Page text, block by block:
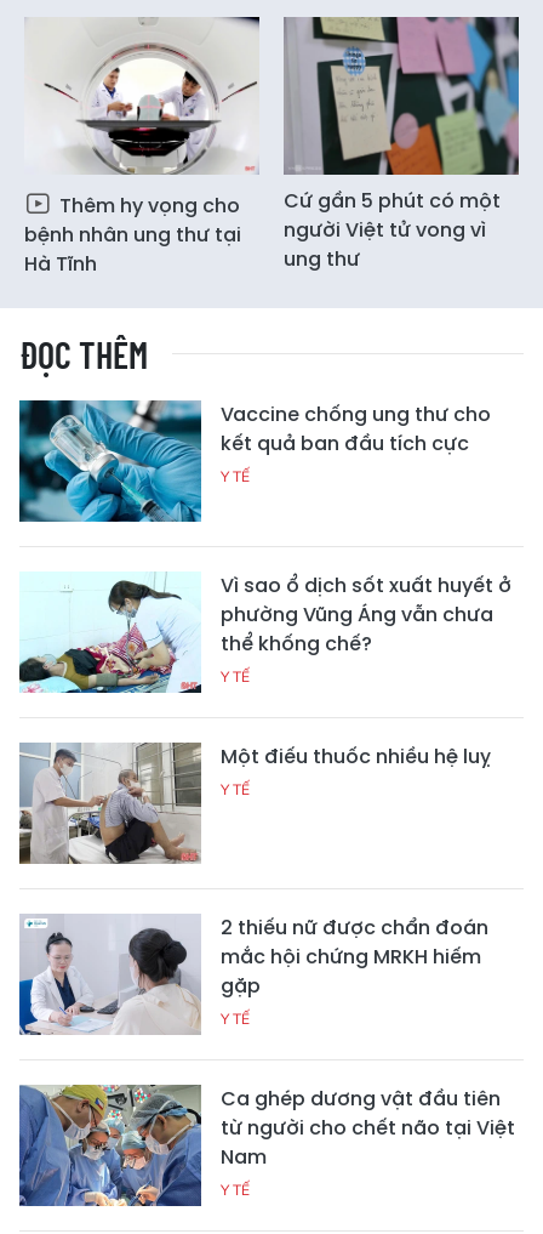
Thêm hy vọng cho
bệnh nhân ung thư tại
Hà Tĩnh
Cứ gần 5 phút có một
người Việt tử vong vì
ung thư
ĐỌC THÊM
Vaccine chống ung thư cho
kết quả ban đầu tích cực
Y TẾ
Vì sao ổ dịch sốt xuất huyết ở
phường Vũng Áng vẫn chưa
thể khống chế?
Y TẾ
Một điếu thuốc nhiều hệ luỵ
Y TẾ
2 thiếu nữ được chẩn đoán
mắc hội chứng MRKH hiếm
gặp
Y TẾ
Ca ghép dương vật đầu tiên
từ người cho chết não tại Việt
Nam
Y TẾ